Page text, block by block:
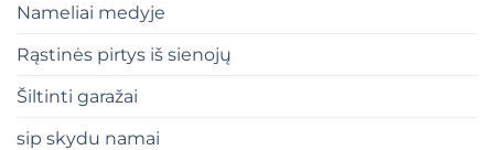
Nameliai medyje
Rąstinės pirtys iš sienojų
Šiltinti garažai
sip skydu namai